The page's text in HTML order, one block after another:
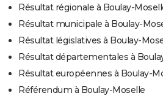
Résultat régionale à Boulay-
Résultat municipale à Boulay-
Résultat législatives à Boulay-
Résultat départementales à
Résultat européennes à Boulay-
Référendum à Boulay-Moselle